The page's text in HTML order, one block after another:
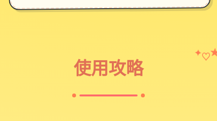
使用攻略
✦♡